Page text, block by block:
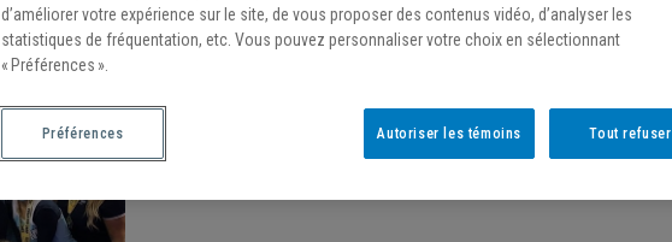
d’améliorer votre expérience sur le site, de vous proposer des contenus vidéo, d’analyser les
statistiques de fréquentation, etc. Vous pouvez personnaliser votre choix en sélectionnant
« Préférences ».
Tout refuser
Autoriser les témoins
Préférences